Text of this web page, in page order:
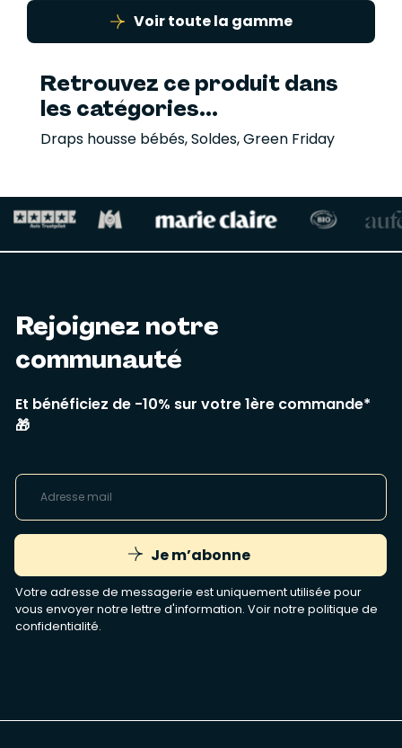
Voir toute la gamme
Retrouvez ce produit dans
les catégories...
Draps housse bébés,Soldes,Green Friday
Rejoignez notre
communauté
Et bénéficiez de -10% sur votre 1ère commande*
🎁
Je m’abonne
Votre adresse de messagerie est uniquement utilisée pour
vous envoyer notre lettre d'information. Voir notre politique de
confidentialité.